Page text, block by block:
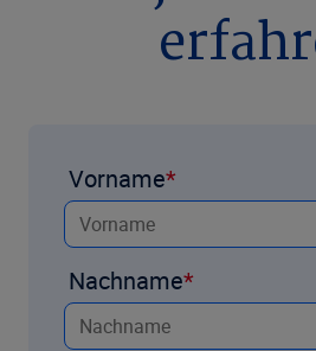
Vorname
Nachname